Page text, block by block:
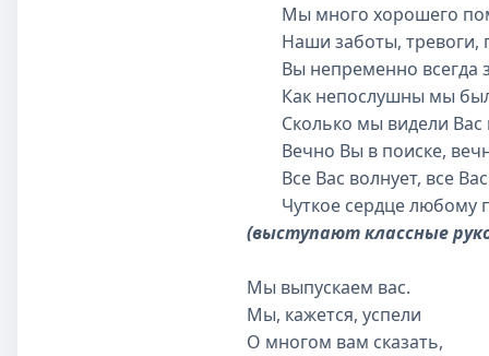
Мы много хорошего
Наши заботы, тревоги,
Вы непременно всегда
Как непослушны мы
Сколько мы видели Вас
Вечно Вы в поиске,
Все Вас волнует, все
Чуткое сердце любому
(выступают классные
Мы выпускаем вас.
Мы, кажется, успели
О многом вам сказать,